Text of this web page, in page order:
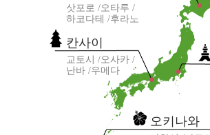
칸사이
교토시
오사카
난바 우메다
오키나와
삿포로
오타루
하코다테
후라노